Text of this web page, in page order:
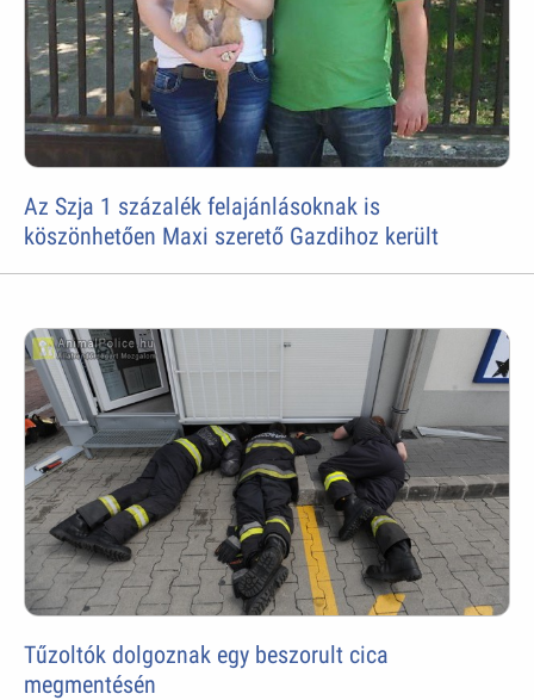
Az Szja 1 százalék felajánlásoknak is
köszönhetően Maxi szerető Gazdihoz került
Tűzoltók dolgoznak egy beszorult cica
megmentésén